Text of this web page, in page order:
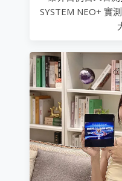
SYSTEM NEO+ 實